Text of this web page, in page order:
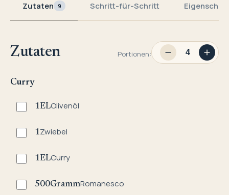
Zutaten 9 Schritt-für-Schritt
Zutaten Portionen:
Curry
1ELOlivenöl
1Zwiebel
1ELCurry
500GrammRomanesco